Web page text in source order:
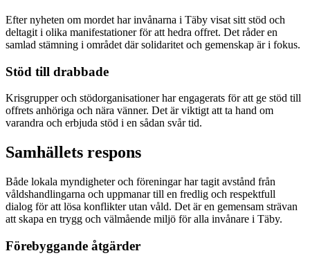
Efter nyheten om mordet har invånarna i Täby visat sitt stöd och
deltagit i olika manifestationer för att hedra offret. Det råder en
samlad stämning i området där solidaritet och gemenskap är i fokus.
Stöd till drabbade
Krisgrupper och stödorganisationer har engagerats för att ge stöd till
offrets anhöriga och nära vänner. Det är viktigt att ta hand om
varandra och erbjuda stöd i en sådan svår tid.
Samhällets respons
Både lokala myndigheter och föreningar har tagit avstånd från
våldshandlingarna och uppmanar till en fredlig och respektfull
dialog för att lösa konflikter utan våld. Det är en gemensam strävan
att skapa en trygg och välmående miljö för alla invånare i Täby.
Förebyggande åtgärder